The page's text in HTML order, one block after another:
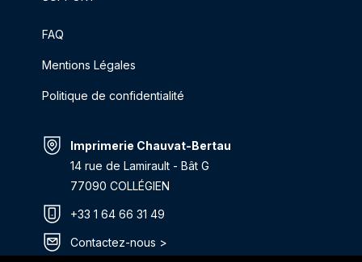
FAQ
Mentions Légales
Politique de confidentialité
Imprimerie Chauvat-Bertau
14 rue de Lamirault - Bât G
77090 COLLÉGIEN
+33 1 64 66 31 49
Contactez-nous >